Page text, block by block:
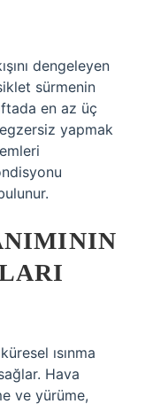
dengeleyen
sürmenin
en az üç
yapmak
ısınma
Hava
ve yürüme,